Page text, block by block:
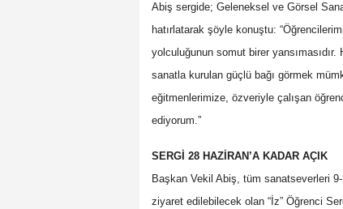
Abiş sergide; Geleneksel ve Görsel
hatırlatarak şöyle konuştu:
yolculuğunun somut birer
sanatla kurulan güçlü bağı görmek
eğitmenlerimize, özveriyle çalışan
ediyorum.”
SERGİ 28 HAZİRAN’A KADAR AÇIK
Başkan Vekil Abiş, tüm sanatseverleri
ziyaret edilebilecek olan “İz” Öğrenci